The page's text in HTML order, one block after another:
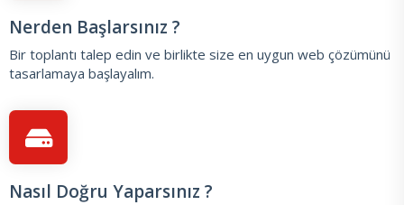
Nerden Başlarsınız ?
Bir toplantı talep edin ve birlikte size en uygun web çözümünü
tasarlamaya başlayalım.
Nasıl Doğru Yaparsınız ?